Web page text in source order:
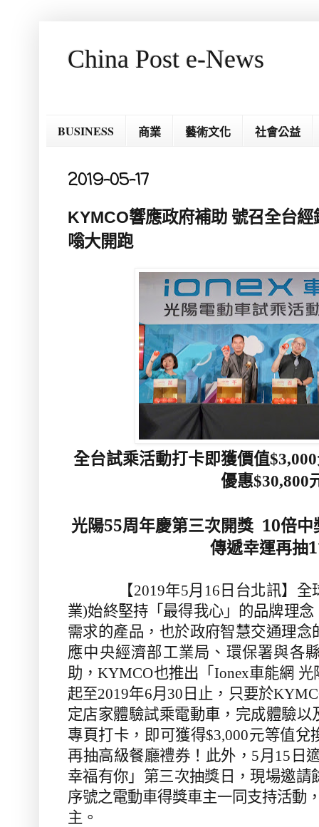
China Post e-News
BUSINESS 商業 藝術文化 社會公益
2019-05-17
KYMCO響應政府補助 號召全台
嗡大開跑
全台試乘活動打卡即獲價值
優惠$30,800
光陽55周年慶第三次開獎 10倍
傳遞幸運再抽
【2019年5月16日台北訊】全球
業)始終堅持「最得我心」的品牌理
需求的產品，也於政府智慧交通理
應中央經濟部工業局、環保署與各
助，KYMCO也推出「Ionex車能網
起至2019年6月30日止，只要於
定店家體驗試乘電動車，完成體驗
專頁打卡，即可獲得$3,000元等值
再抽高級餐廳禮券！此外，5月15日
幸福有你」第三次抽獎日，現場邀請
序號之電動車得獎車主一同支持活動
主。